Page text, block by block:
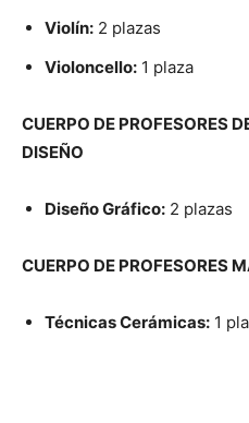
Violín: 2 plazas
Violoncello: 1 plaza
CUERPO DE PROFESORES
DISEÑO
Diseño Gráfico: 2 plazas
CUERPO DE PROFESORES
Técnicas Cerámicas: 1